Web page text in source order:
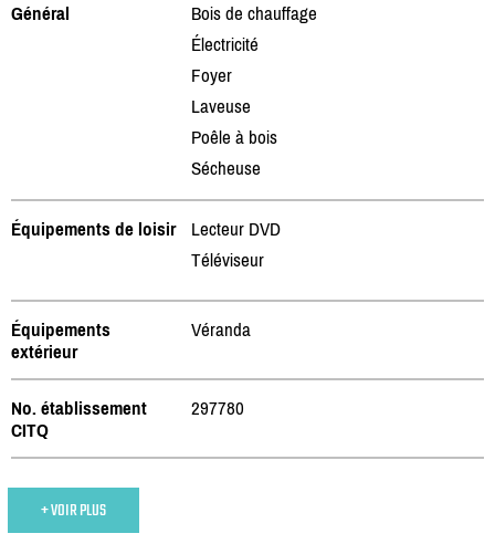
Général
Bois de chauffage
Électricité
Foyer
Laveuse
Poêle à bois
Sécheuse
Équipements de loisir
Lecteur DVD
Téléviseur
Équipements
extérieur
Véranda
No. établissement
CITQ
297780
+ VOIR PLUS